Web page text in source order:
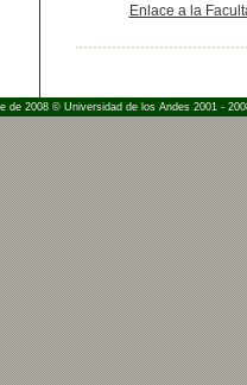
Enlace a la
de 2008 © Universidad de los Andes 2001 -